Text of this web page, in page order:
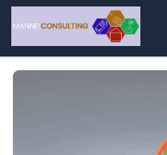
Zum
Inhalt
springen